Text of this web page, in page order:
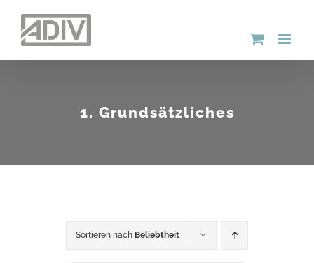
Inhalt
1. Grundsätzliches
Sortieren nach Beliebtheit